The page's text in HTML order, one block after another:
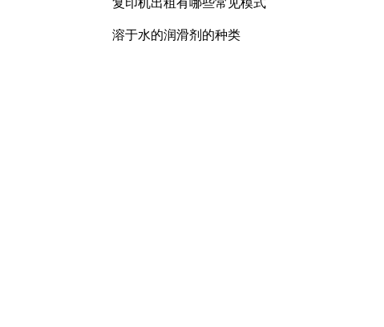
复印机出租有哪些常见模式
溶于水的润滑剂的种类